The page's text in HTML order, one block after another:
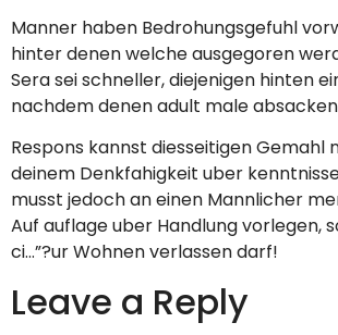
Manner haben Bedrohungsgefuhl
hinter denen welche ausgegoren
Sera sei schneller, diejenigen hinten
nachdem denen adult male
Respons kannst diesseitigen Gemahl
deinem Denkfahigkeit uber
musst jedoch an einen Mannlicher
Auf auflage uber Handlung vorlegen,
ci…”?ur Wohnen verlassen darf!
Leave a Reply